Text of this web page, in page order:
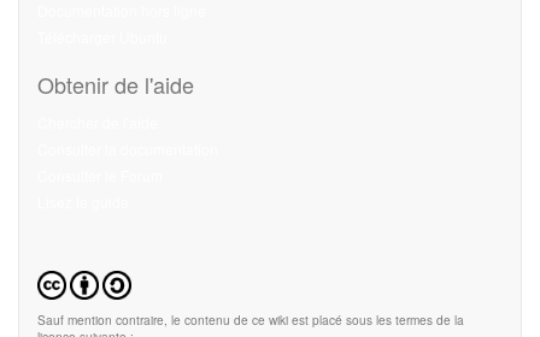
Obtenir de l'aide
Sauf mention contraire, le contenu de ce wiki est placé sous les termes de la